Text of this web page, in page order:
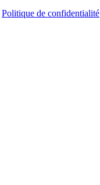
Politique de confidentialité